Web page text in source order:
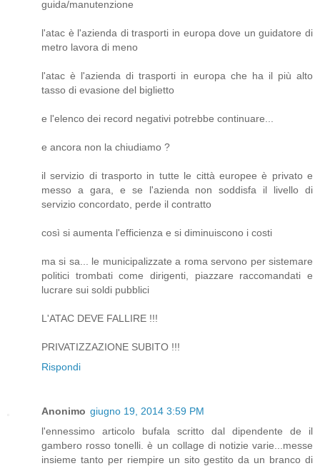
guida/manutenzione
l'atac è l'azienda di trasporti in europa dove un guidatore di
metro lavora di meno
l'atac è l'azienda di trasporti in europa che ha il più alto
tasso di evasione del biglietto
e l'elenco dei record negativi potrebbe continuare...
e ancora non la chiudiamo ?
il servizio di trasporto in tutte le città europee è privato e
messo a gara, e se l'azienda non soddisfa il livello di
servizio concordato, perde il contratto
così si aumenta l'efficienza e si diminuiscono i costi
ma si sa... le municipalizzate a roma servono per sistemare
politici trombati come dirigenti, piazzare raccomandati e
lucrare sui soldi pubblici
L'ATAC DEVE FALLIRE !!!
PRIVATIZZAZIONE SUBITO !!!
Rispondi
Anonimo giugno 19, 2014 3:59 PM
l'ennessimo articolo bufala scritto dal dipendente de il
gambero rosso tonelli. è un collage di notizie varie...messe
insieme tanto per riempire un sito gestito da un branco di